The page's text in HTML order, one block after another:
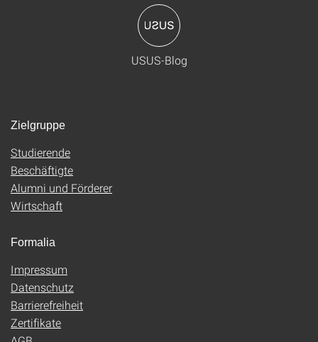
USUS-Blog
Zielgruppe
Studierende
Beschäftigte
Alumni und Förderer
Wirtschaft
Formalia
Impressum
Datenschutz
Barrierefreiheit
Zertifikate